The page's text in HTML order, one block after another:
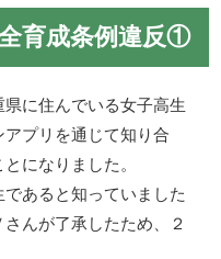
育成条例違反①
に住んでいる女子高生
プリを通じて知り合
になりました。
あると知っていました
んが了承したため、２